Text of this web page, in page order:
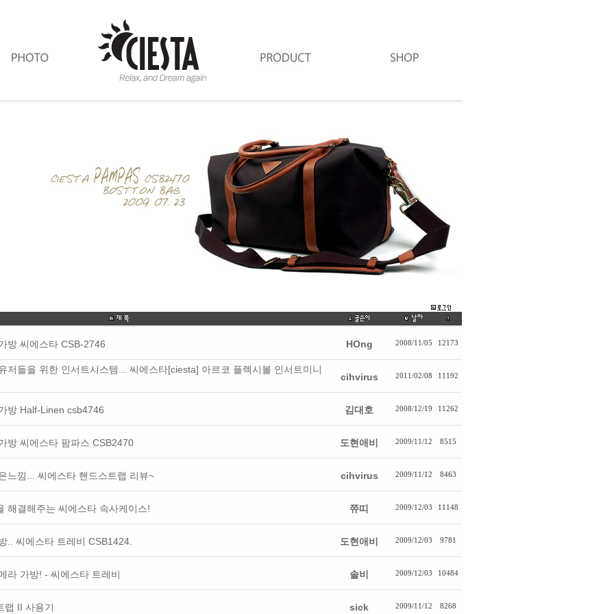
방 씨에스타 CSB-2746 HOng 2008/11/05 12173
저들을 위한 인서트시스템... 씨에스타[ciesta] 아르코 플렉시볼 인서트미니
cihvirus 2011/02/08 11192
방 Half-Linen csb4746 김대호 2008/12/19 11262
방 씨에스타 팜파스 CSB2470 도현애비 2009/11/12 8515
느낌... 씨에스타 핸드스트랩 리뷰~ cihvirus 2009/11/12 8463
해결해주는 씨에스타 속사케이스! 쮸띠 2009/12/03 11148
.. 씨에스타 트레비 CSB1424. 도현애비 2009/12/03 9781
라 가방! - 씨에스타 트레비 솔비 2009/12/03 10484
랩 II 사용기 sick 2009/11/12 8268